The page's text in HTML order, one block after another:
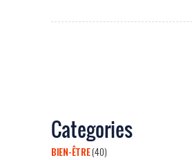
Categories
BIEN-ÊTRE(40)